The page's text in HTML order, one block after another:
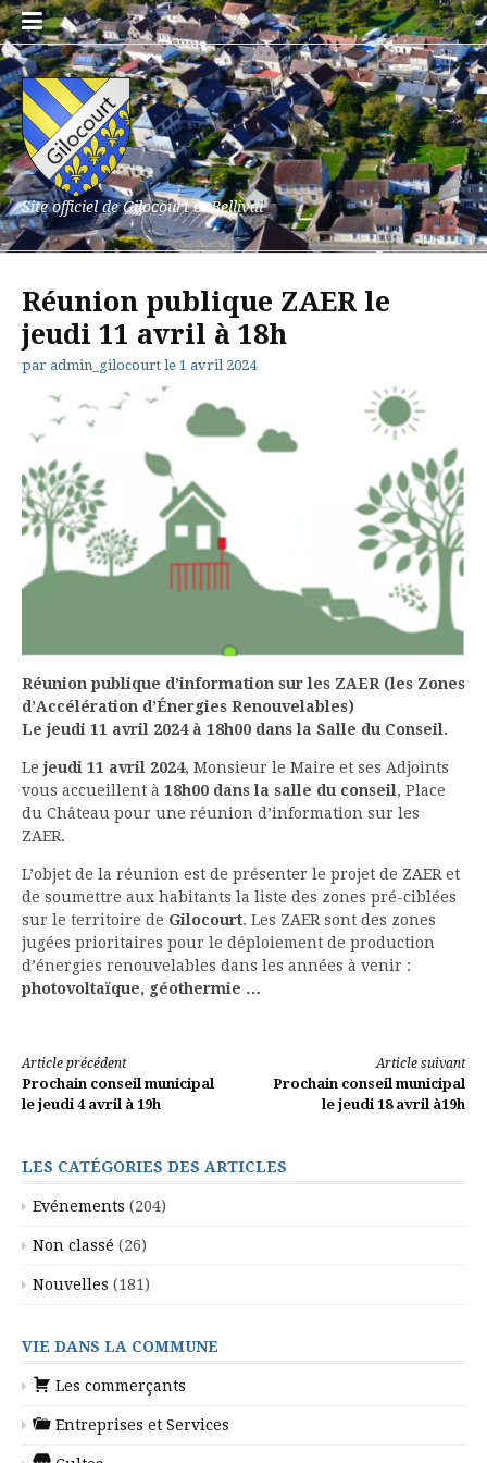
Aller
au
contenu
Site officiel de Gilocourt et Bellival
Réunion publique ZAER le
jeudi 11 avril à 18h
par admin_gilocourt le 1 avril 2024
Réunion publique d’information sur les ZAER (les Zones
d’Accélération d’Énergies Renouvelables)
Le jeudi 11 avril 2024 à 18h00 dans la Salle du Conseil.
Lejeudi 11 avril 2024, Monsieur le Maire et ses Adjoints
vous accueillent à 18h00 dans la salle du conseil , Place
du Château pour une réunion d’information sur les
ZAER.
L’objet de la réunion est de présenter le projet de ZAER et
de soumettre aux habitants la liste des zones pré-ciblées
sur le territoire de Gilocourt. Les ZAER sont des zones
jugées prioritaires pour le déploiement de production
d’énergies renouvelables dans les années à venir :
photovoltaïque, géothermie …
Lire
la
suite
Article précédent
Prochain conseil municipal
le jeudi 4 avril à 19h
Article suivant
Prochain conseil municipal
le jeudi 18 avril à19h
LES CATÉGORIES DES ARTICLES
Evénements (204)
Non classé (26)
Nouvelles (181)
VIE DANS LA COMMUNE
Les commerçants
Entreprises et Services